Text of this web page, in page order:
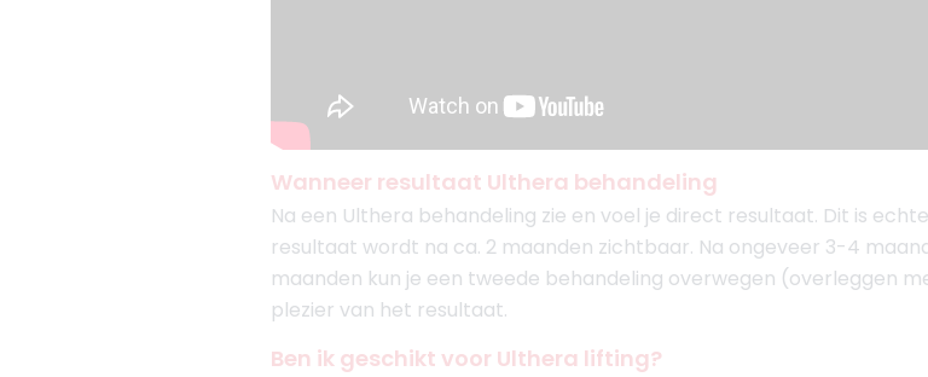
Wanneer resultaat Ulthera behandeling
Na een Ulthera behandeling zie en voel je direct resultaat. Dit is
resultaat wordt na ca. 2 maanden zichtbaar. Na ongeveer 3-4
maanden kun je een tweede behandeling overwegen (overleggen
plezier van het resultaat.
Ben ik geschikt voor Ulthera lifting?